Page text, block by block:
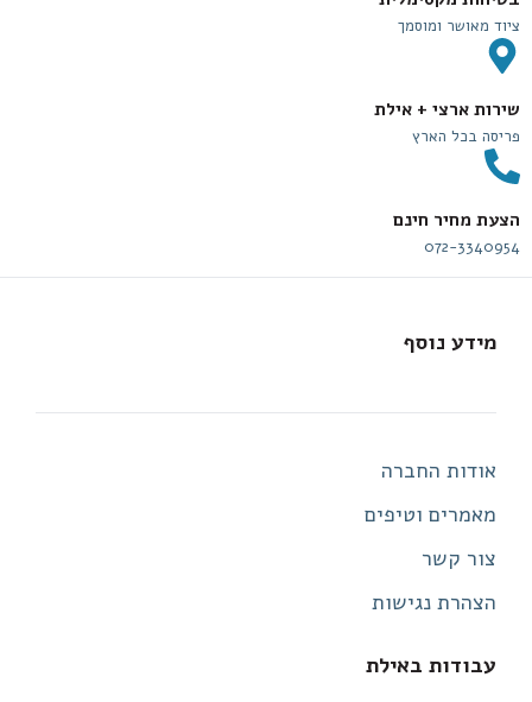
הצעת מחיר חינם
072-3340954
שירות ארצי + אילת
פריסה בכל הארץ
ציוד מאושר ומוסמך
מידע נוסף
אודות החברה
מאמרים וטיפים
צור קשר
הצהרת נגישות
עבודות באילת